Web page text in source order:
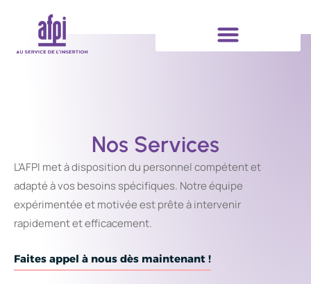
Nos Services
L’AFPI met à disposition du personnel compétent et
adapté à vos besoins spécifiques. Notre équipe
expérimentée et motivée est prête à intervenir
rapidement et efficacement.
Faites appel à nous dès maintenant !